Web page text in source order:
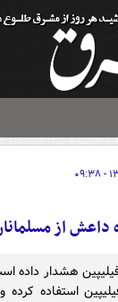
داعش از
هشدار داده
استفاده